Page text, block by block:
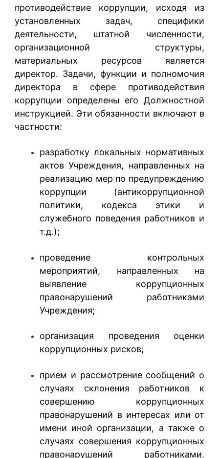
противодействие коррупции, исходя из
установленных задач, специфики
деятельности, штатной численности,
организационной структуры,
материальных ресурсов является
директор. Задачи, функции и полномочия
директора в сфере противодействия
коррупции определены его Должностной
инструкцией. Эти обязанности включают в
частности:
разработку локальных нормативных
актов Учреждения, направленных на
реализацию мер по предупреждению
коррупции (антикоррупционной
политики, кодекса этики и
служебного поведения работников и
т.д.);
проведение контрольных
мероприятий, направленных на
выявление коррупционных
правонарушений работниками
Учреждения;
организация проведения оценки
коррупционных рисков;
прием и рассмотрение сообщений о
случаях склонения работников к
совершению коррупционных
правонарушений в интересах или от
имени иной организации, а также о
случаях совершения коррупционных
правонарушений работниками,